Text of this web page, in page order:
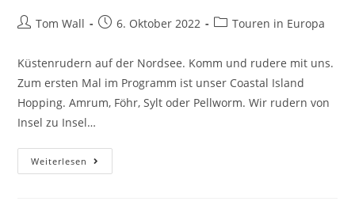
Tom Wall 6. Oktober 2022 Touren in Europa
Küstenrudern auf der Nordsee. Komm und rudere mit uns.
Zum ersten Mal im Programm ist unser Coastal Island
Hopping. Amrum, Föhr, Sylt oder Pellworm. Wir rudern von
Insel zu Insel…
Weiterlesen